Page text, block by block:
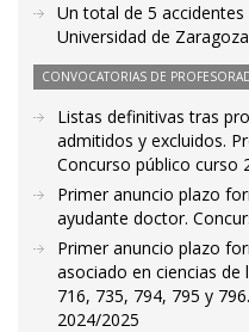
Un total de 5
Universidad de
CONVOCATORIAS DE
Listas definitivas tras
admitidos y excluidos.
Concurso público curso
Primer anuncio plazo
ayudante doctor.
Primer anuncio plazo
asociado en ciencias de
716, 735, 794, 795 y
2024/2025